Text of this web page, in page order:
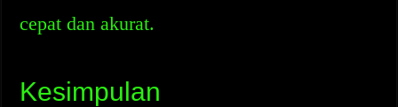
cepat dan akurat.
Kesimpulan